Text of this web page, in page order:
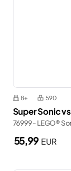
8+ 590
Super Sonic
76999 - LEGO®
55,99 EUR